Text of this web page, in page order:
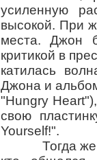
усиленную
высокой. При
места. Джон
критикой в
катилась
Джона и
"Hungry
свою
Yourself!".
Тогда же